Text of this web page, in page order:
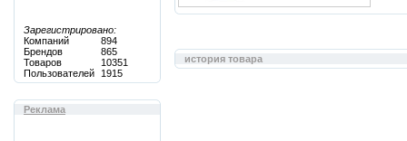
Зарегистрировано:
Компаний
894
Брендов
865
Товаров
10351
Пользователей
1915
Реклама
история товара